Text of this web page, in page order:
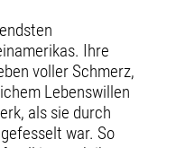
Ihre
voller Schmerz,
Lebenswillen
als sie durch
war. So